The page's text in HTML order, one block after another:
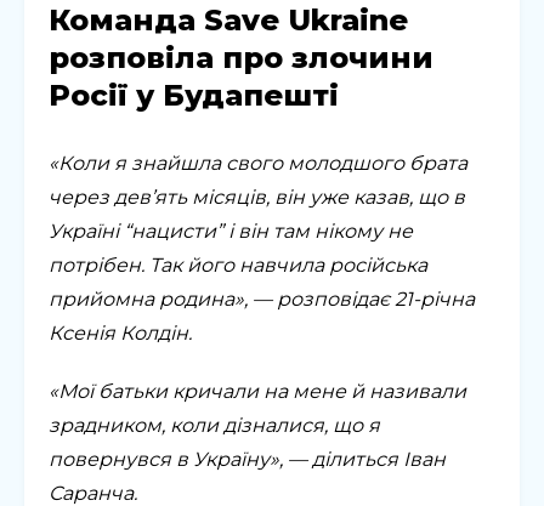
Команда Save Ukraine
розповіла про злочини
Росії у Будапешті
«Коли я знайшла свого молодшого брата
через дев’ять місяців, він уже казав, що в
Україні “нацисти” і він там нікому не
потрібен. Так його навчила російська
прийомна родина», — розповідає 21-річна
Ксенія Колдін.
«Мої батьки кричали на мене й називали
зрадником, коли дізналися, що я
повернувся в Україну», — ділиться Іван
Саранча.